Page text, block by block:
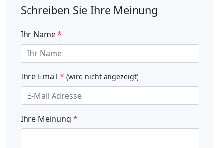
Schreiben Sie Ihre Meinung
Ihr Name*
Ihre Email * (wird nicht angezeigt)
Ihre Meinung *